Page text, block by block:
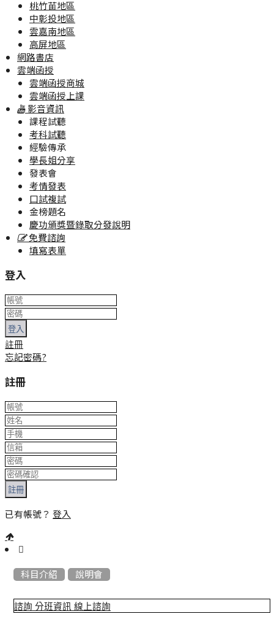
桃竹苗地區
中彰投地區
雲嘉南地區
高屏地區
網路書店
雲端函授
雲端函授商城
雲端函授上課
影音資訊
課程試聽
考科試聽
經驗傳承
學長姐分享
發表會
考情發表
口試複試
金榜題名
慶功頒獎暨錄取分發說明
免費諮詢
填寫表單
登入
登入
註冊
忘記密碼?
註冊
註冊
已有帳號？ 登入
::: 科目介紹 說明會
諮詢 分班資訊 線上諮詢